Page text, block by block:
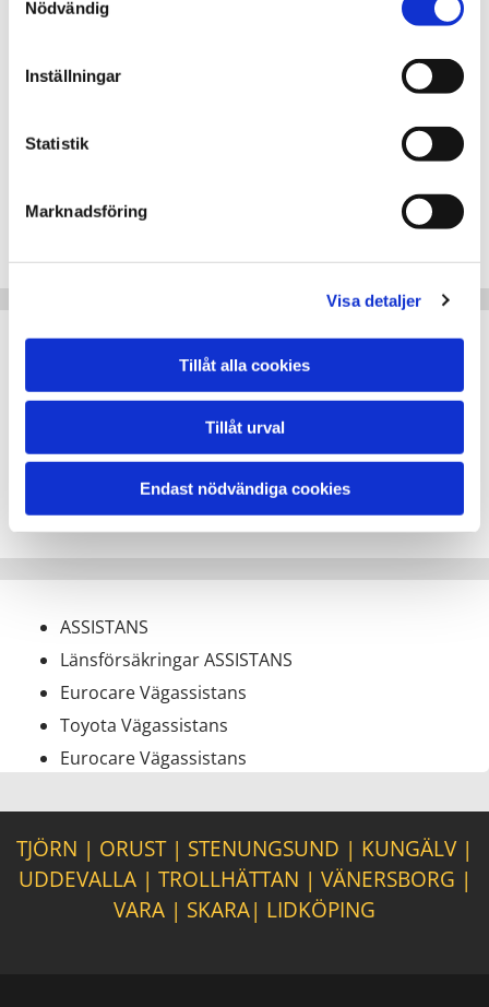
Nödvändig
Inställningar
Statistik
Marknadsföring
Visa detaljer
Tillåt alla cookies
Tillåt urval
Endast nödvändiga cookies
VW Mobility
Man assistance
Man 24 hour assistance
Skoda Assistance
Solid Assistance
Solid Vägassistans
M-Aäghjälp
Mitsubishi Assistance
MAP VÄGASSISTANS
ASSISTANS
Länsförsäkringar ASSISTANS
Eurocare Vägassistans
Toyota Vägassistans
Eurocare Vägassistans
TJÖRN | ORUST| STENUNGSUND | KUNGÄLV|
UDDEVALLA| TROLLHÄTTAN | VÄNERSBORG |
VARA | SKARA| LIDKÖPING